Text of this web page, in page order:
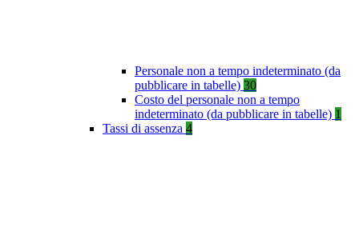
Personale non a tempo indeterminato (da
pubblicare in tabelle) 30
Costo del personale non a tempo
indeterminato (da pubblicare in tabelle) 1
Tassi di assenza 4